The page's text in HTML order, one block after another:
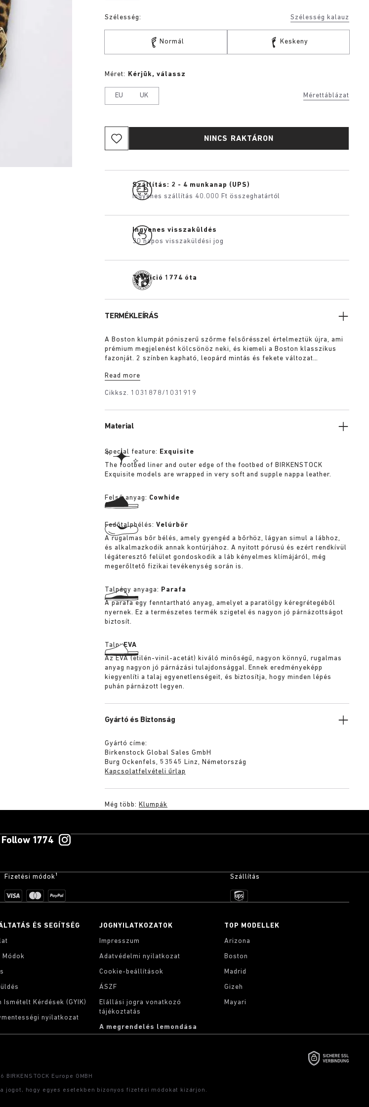
Szélesség: Szélesség kalauz
Normál Keskeny
Mérettáblázat
Méret: Kérjük, válassz
EU UK
NINCS RAKTÁRON
Szállítás: 2 - 4 munkanap (UPS)
Ingyenes szállítás 40.000 Ft összeghatártól
Ingyenes visszaküldés
30 napos visszaküldési jog
Tradíció 1774 óta
TERMÉKLEÍRÁS
A Boston klumpát póniszerű szőrme felsőrésszel értelmeztük újra, ami
prémium megjelenést kölcsönöz neki, és kiemeli a Boston klasszikus
fazonját. 2 színben kapható, leopárd mintás és fekete változat
jellegzetes talpággyal és prémium minőségű, színben harmonizáló nappa
kifejező szellemét idézik.
Read more
Cikksz. 1031878/1031919
Material
Special feature: Exquisite
The footbed liner and outer edge of the footbed of BIRKENSTOCK
Exquisite models are wrapped in very soft and supple nappa leather.
Felső anyag: Cowhide
Fedőtalpbélés:Velúrbőr
A rugalmas bőr bélés, amely gyengéd a bőrhöz, lágyan simul a lábhoz,
és alkalmazkodik annak kontúrjához. A nyitott pórusú és ezért rendkívül
légáteresztő felület gondoskodik a láb kényelmes klímájáról, még
megerőltető fizikai tevékenység során is.
Talpágy anyaga: Parafa
A parafa egy fenntartható anyag, amelyet a paratölgy kéregrétegéből
nyernek. Ez a természetes termék szigetel és nagyon jó párnázottságot
biztosít.
Talp:EVA
Az EVA (etilén-vinil-acetát) kiváló minőségű, nagyon könnyű, rugalmas
anyag nagyon jó párnázási tulajdonsággal. Ennek eredményeképp
kiegyenlíti a talaj egyenetlenségeit, és biztosítja, hogy minden lépés
puhán párnázott legyen.
Gyártó és Biztonság
Gyártó címe:
Birkenstock Global Sales GmbH
Burg Ockenfels, 53545 Linz, Németország
Kapcsolatfelvételi űrlap
Még több:Klumpák
Follow 1774
Fizetési módok¹ Szállítás
ÉS SEGÍTSÉG
Módok
Ismételt Kérdések (GYIK)
nyilatkozat
JOGNYILATKOZATOK
Impresszum
Adatvédelmi nyilatkozat
Cookie-beállítások
ÁSZF
Elállási jogra vonatkozó
tájékoztatás
A megrendelés lemondása
TOP MODELLEK
Arizona
Boston
Madrid
Gizeh
Mayari
BIRKENSTOCK Europe GMBH
a jogot, hogy egyes esetekben bizonyos fizetési módokat kizárjon.